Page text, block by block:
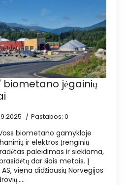
biometano jėgainių
Pastabos: 0
biometano gamykloje
ir elektros įrenginių
paleidimas ir siekiama,
dar šiais metais. Į
viena didžiausių Norvegijos